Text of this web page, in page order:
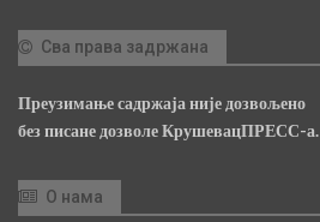
Сва права задржана
Преузимање садржаја није дозвољено
без писане дозволе КрушевацПРЕСС-а.
О нама